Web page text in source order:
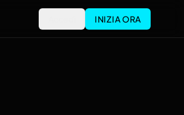
INIZIA ORA